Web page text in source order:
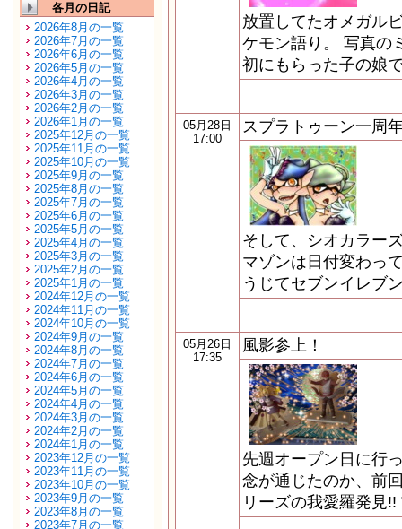
各月の日記
2026年8月の一覧
2026年7月の一覧
2026年6月の一覧
2026年5月の一覧
2026年4月の一覧
2026年3月の一覧
2026年2月の一覧
2026年1月の一覧
2025年12月の一覧
2025年11月の一覧
2025年10月の一覧
2025年9月の一覧
2025年8月の一覧
2025年7月の一覧
2025年6月の一覧
2025年5月の一覧
2025年4月の一覧
2025年3月の一覧
2025年2月の一覧
2025年1月の一覧
2024年12月の一覧
2024年11月の一覧
2024年10月の一覧
2024年9月の一覧
2024年8月の一覧
2024年7月の一覧
2024年6月の一覧
2024年5月の一覧
2024年4月の一覧
2024年3月の一覧
2024年2月の一覧
2024年1月の一覧
2023年12月の一覧
2023年11月の一覧
2023年10月の一覧
2023年9月の一覧
2023年8月の一覧
2023年7月の一覧
放置してたオメガル
ケモン語り。 写真の
初にもらった子の娘
05月28日
17:00
スプラトゥーン一周
そして、シオカラー
マゾンは日付変わっ
うじてセブンイレブ
05月26日
17:35
風影参上！
先週オープン日に行
念が通じたのか、前
リーズの我愛羅発見